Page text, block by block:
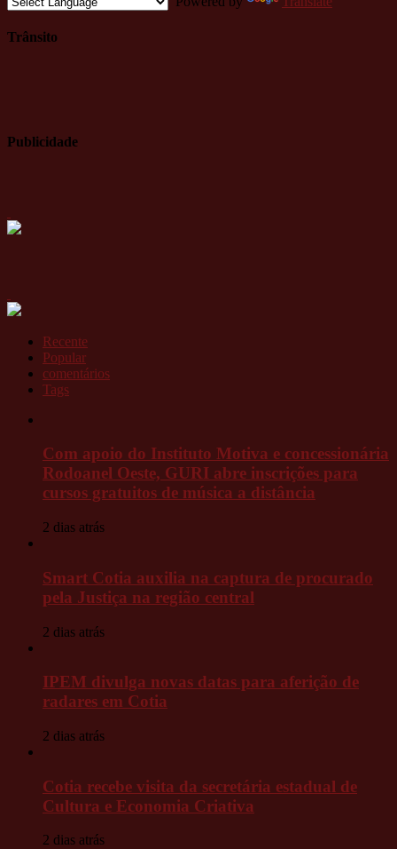
Trânsito
Publicidade
Recente
Popular
comentários
Tags
Com apoio do Instituto Motiva e concessionária
Rodoanel Oeste, GURI abre inscrições para
cursos gratuitos de música a distância
2 dias atrás
Smart Cotia auxilia na captura de procurado
pela Justiça na região central
2 dias atrás
IPEM divulga novas datas para aferição de
radares em Cotia
2 dias atrás
Cotia recebe visita da secretária estadual de
Cultura e Economia Criativa
2 dias atrás